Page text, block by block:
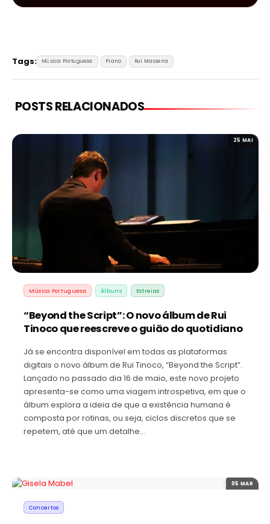
Tags: Música Portuguesa Piano Rui Massena
POSTS RELACIONADOS
25 MAI
Música Portuguesa Álbuns Estreias
“Beyond the Script”: O novo álbum de Rui
Tinoco que reescreve o guião do quotidiano
Já se encontra disponível em todas as plataformas
digitais o novo álbum de Rui Tinoco, “Beyond the Script”.
Lançado no passado dia 16 de maio, este novo projeto
apresenta-se como uma viagem introspetiva, em que o
álbum explora a ideia de que a existência humana é
composta por rotinas, ou seja, ciclos discretos que se
repetem, até que um detalhe…
05 MAR
Concertos